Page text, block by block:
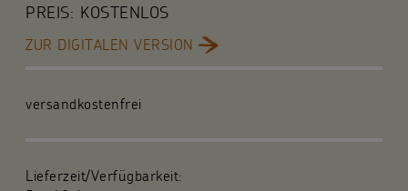
Fachpublikationen
PREIS: KOSTENLOS
ZUR DIGITALEN VERSION
versandkostenfrei
Lieferzeit/Verfügbarkeit: